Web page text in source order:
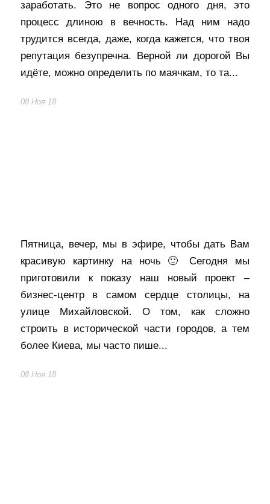
заработать. Это не вопрос одного дня, это
процесс длиною в вечность. Над ним надо
трудится всегда, даже, когда кажется, что твоя
репутация безупречна. Верной ли дорогой Вы
идёте, можно определить по маячкам, то та...
08 Ноя 18
Пятница, вечер, мы в эфире, чтобы дать Вам
красивую картинку на ночь 🙂 Сегодня мы
приготовили к показу наш новый проект –
бизнес-центр в самом сердце столицы, на
улице Михайловской. О том, как сложно
строить в исторической части городов, а тем
более Киева, мы часто пише...
08 Ноя 18